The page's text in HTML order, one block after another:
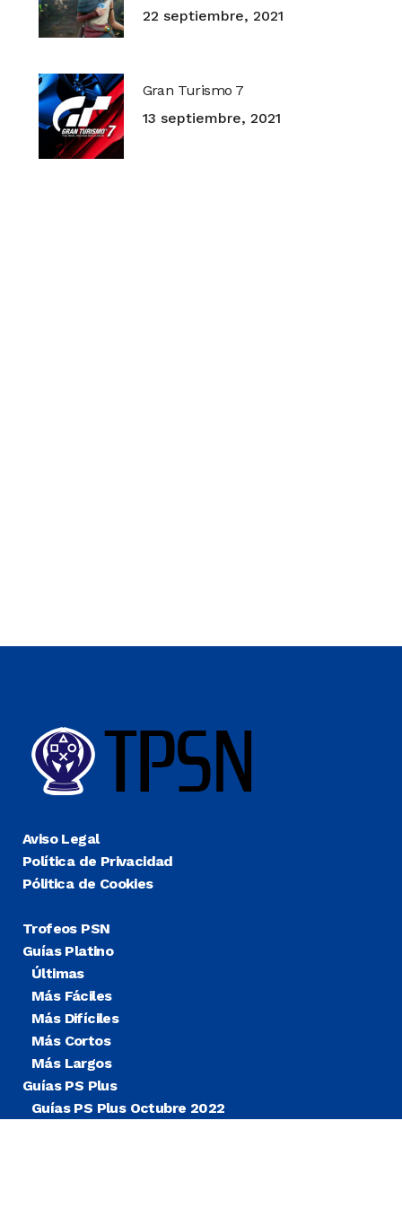
22 septiembre, 2021
Gran Turismo 7
13 septiembre, 2021
Aviso Legal
Política de Privacidad
Pólitica de Cookies
Trofeos PSN
Guías Platino
Últimas
Más Fáciles
Más Difíciles
Más Cortos
Más Largos
Guías PS Plus
Guías PS Plus Octubre 2022